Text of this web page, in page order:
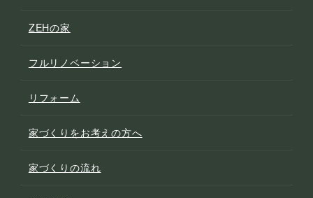
ZEHの家
フルリノベーション
リフォーム
家づくりをお考えの方へ
家づくりの流れ